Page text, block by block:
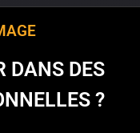
DANS DES
?